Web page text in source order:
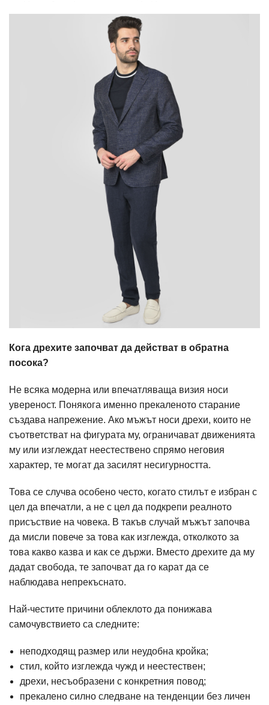
Кога дрехите започват да действат в обратна
посока?
Не всяка модерна или впечатляваща визия носи
увереност. Понякога именно прекаленото старание
създава напрежение. Ако мъжът носи дрехи, които не
съответстват на фигурата му, ограничават движенията
му или изглеждат неестествено спрямо неговия
характер, те могат да засилят несигурността.
Това се случва особено често, когато стилът е избран с
цел да впечатли, а не с цел да подкрепи реалното
присъствие на човека. В такъв случай мъжът започва
да мисли повече за това как изглежда, отколкото за
това какво казва и как се държи. Вместо дрехите да му
дадат свобода, те започват да го карат да се
наблюдава непрекъснато.
Най-честите причини облеклото да понижава
самочувствието са следните:
неподходящ размер или неудобна кройка;
стил, който изглежда чужд и неестествен;
дрехи, несъобразени с конкретния повод;
прекалено силно следване на тенденции без личен